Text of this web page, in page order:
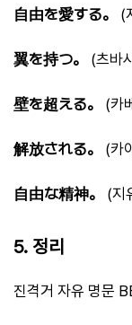
自由を愛する。 (
翼を持つ。 (츠바
壁を超える。 (카
解放される。 (카
自由な精神。 (지
5. 정리
진격거 자유 명문